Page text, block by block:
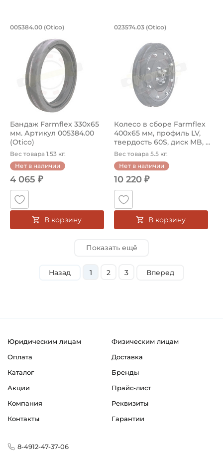
Бандаж Farmflex 330х65 мм. Артикул
005384.00 (Otico)
Бандаж Farmflex 330х65
мм. Артикул 005384.00
(Otico)
Вес товара 1.53 кг.
Нет в наличии
4 065 ₽
В корзину
Колесо в сборе
023574.03 (Otico)
Колесо в сборе Farmflex
400x65 мм, профиль LV,
твердость 60S, диск MB, ...
Вес товара 5.5 кг.
Нет в наличии
10 220 ₽
В корзину
Показать ещё
Назад 1 2 3 Вперед
Юридическим лицам
Физическим лицам
Оплата
Доставка
Каталог
Бренды
Акции
Прайс-лист
Компания
Реквизиты
Контакты
Гарантии
8-4912-47-37-06